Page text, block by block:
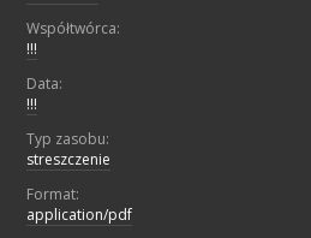
Współtwórca:
!!!
Data:
!!!
Typ zasobu:
streszczenie
Format:
application/pdf